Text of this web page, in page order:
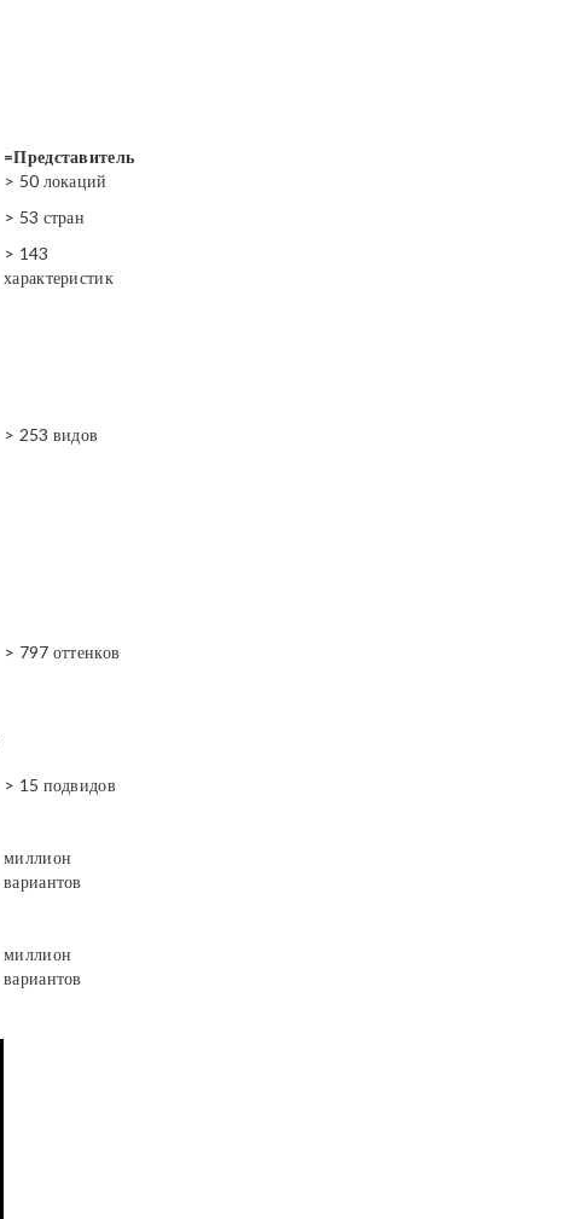
=Представитель
> 50 локаций
> 53 стран
> 143
характеристик
> 253 видов
> 797 оттенков
> 15 подвидов
миллион
вариантов
миллион
вариантов